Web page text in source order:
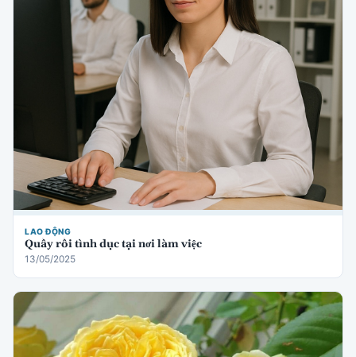
LAO ĐỘNG
Quấy rối tình dục tại nơi làm việc
13/05/2025